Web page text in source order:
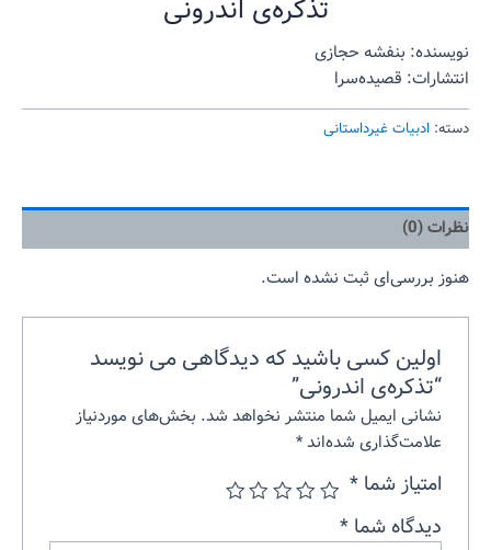
تذکره‌ی اندرونی
نویسنده: بنفشه حجازی
انتشارات: قصیده‌سرا
دسته: ادبیات غیرداستانی
نظرات (0)
هنوز بررسی‌ای ثبت نشده است.
اولین کسی باشید که دیدگاهی می نویسد
“تذکره‌ی اندرونی”
نشانی ایمیل شما منتشر نخواهد شد. بخش‌های موردنیاز
علامت‌گذاری شده‌اند*
امتیاز شما*
دیدگاه شما*